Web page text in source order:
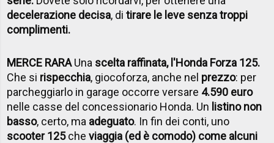
decelerazione decisa, ditirare le leve senza troppi
complimenti.
MERCE RARAUna scelta raffinata, l'Honda Forza 125.
Che si rispecchia, giocoforza, anche nel prezzo: per
parcheggiarlo in garage occorre versare 4.590 euro
nelle casse del concessionario Honda. Un listino non
basso, certo, ma adeguato. In fin dei conti, uno
scooter 125cheviaggia (ed è comodo) come alcuni